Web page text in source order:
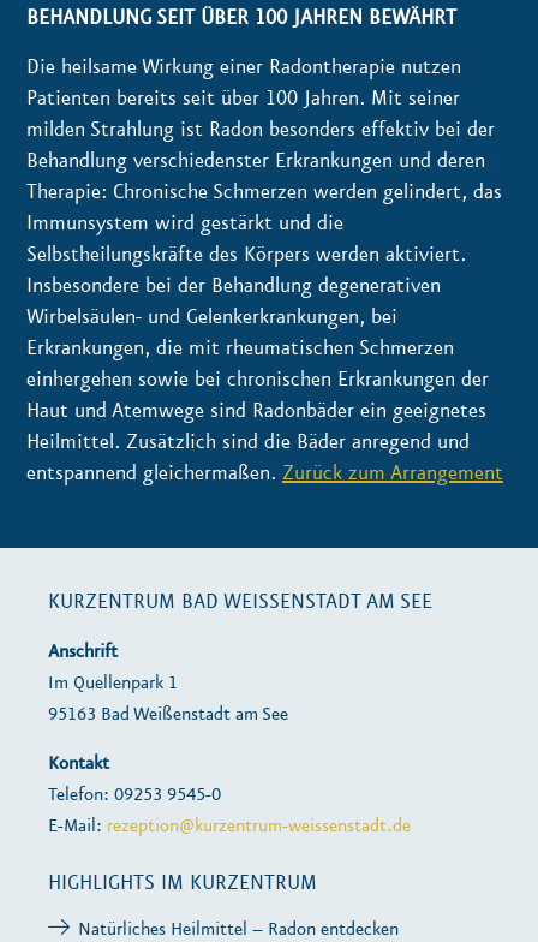
BEHANDLUNG SEIT ÜBER 100 JAHREN BEWÄHRT
Die heilsame Wirkung einer Radontherapie nutzen
Patienten bereits seit über 100 Jahren. Mit seiner
milden Strahlung ist Radon besonders effektiv bei der
Behandlung verschiedenster Erkrankungen und deren
Therapie: Chronische Schmerzen werden gelindert, das
Immunsystem wird gestärkt und die
Selbstheilungskräfte des Körpers werden aktiviert.
Insbesondere bei der Behandlung degenerativen
Wirbelsäulen- und Gelenkerkrankungen, bei
Erkrankungen, die mit rheumatischen Schmerzen
einhergehen sowie bei chronischen Erkrankungen der
Haut und Atemwege sind Radonbäder ein geeignetes
Heilmittel. Zusätzlich sind die Bäder anregend und
entspannend gleichermaßen. Zurück zum Arrangement
KURZENTRUM BAD WEISSENSTADT AM SEE
Anschrift
Im Quellenpark 1
95163 Bad Weißenstadt am See
Kontakt
Telefon: 09253 9545-0
E-Mail: rezeption@kurzentrum-weissenstadt.de
HIGHLIGHTS IM KURZENTRUM
Natürliches Heilmittel – Radon entdecken